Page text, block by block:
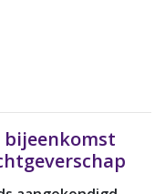
bijeenkomst